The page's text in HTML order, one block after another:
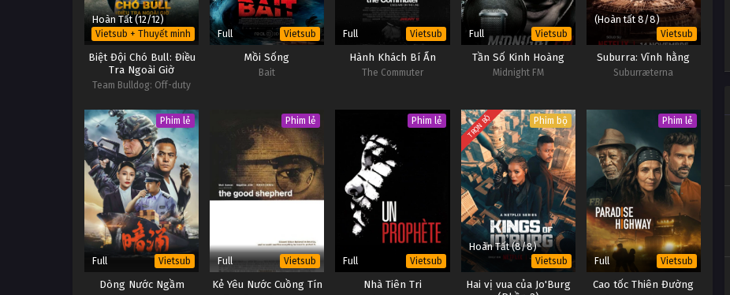
Hoàn Tất (12/12)
Vietsub + Thuyết minh
Biệt Đội Chó Bull: Điều
Tra Ngoài Giờ
Team Bulldog: Off-duty
Full Vietsub
Mồi Sống
Bait
Full Vietsub
Hành Khách Bí Ẩn
The Commuter
Full Vietsub
Tần Số Kinh Hoàng
Midnight FM
(Hoàn tất 8/8)
Vietsub
Suburra: Vĩnh hằng
Suburræterna
Phim lẻ
Full Vietsub
Dòng Nước Ngầm
Phim lẻ
Full Vietsub
Kẻ Yêu Nước Cuồng Tín
Phim lẻ
Full Vietsub
Nhà Tiên Tri
TRỌN BỘ Phim bộ
Hoàn Tất (8/8)
Vietsub
Hai vị vua của Jo'Burg
Phim lẻ
Full Vietsub
Cao tốc Thiên Đường